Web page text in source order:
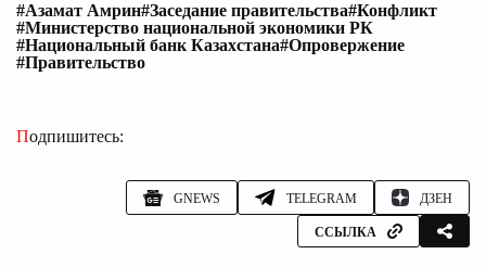
#Азамат Амрин#Заседание правительства#Конфликт
#Министерство национальной экономики РК
#Национальный банк Казахстана#Опровержение
#Правительство
Подпишитесь:
GNEWS TELEGRAM ДЗЕН
ССЫЛКА